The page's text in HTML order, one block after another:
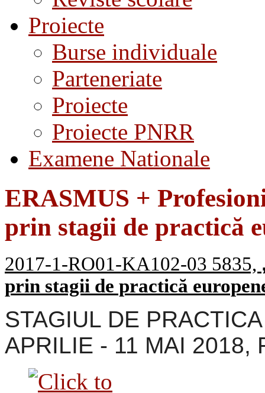
Proiecte
Burse individuale
Parteneriate
Proiecte
Proiecte PNRR
Examene Nationale
ERASMUS +
prin stagii de practică
2017-1-RO01-KA102-03 5835,
prin stagii de practică
STAGIUL DE
APRILIE - 11 MAI 2018,